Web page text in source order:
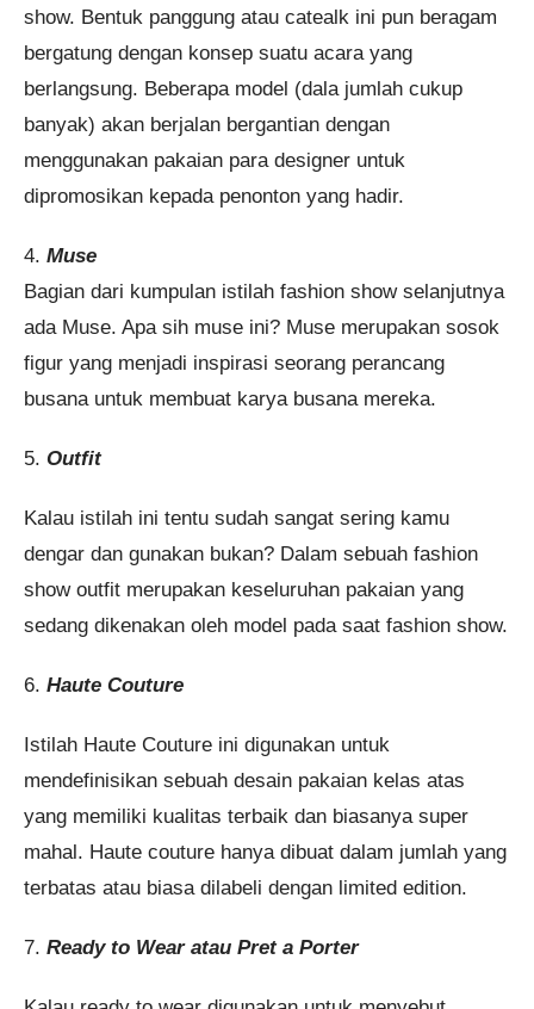
show. Bentuk panggung atau catealk ini pun beragam
bergatung dengan konsep suatu acara yang
berlangsung. Beberapa model (dala jumlah cukup
banyak) akan berjalan bergantian dengan
menggunakan pakaian para designer untuk
dipromosikan kepada penonton yang hadir.
4. Muse
Bagian dari kumpulan istilah fashion show selanjutnya
ada Muse. Apa sih muse ini? Muse merupakan sosok
figur yang menjadi inspirasi seorang perancang
busana untuk membuat karya busana mereka.
5. Outfit
Kalau istilah ini tentu sudah sangat sering kamu
dengar dan gunakan bukan? Dalam sebuah fashion
show outfit merupakan keseluruhan pakaian yang
sedang dikenakan oleh model pada saat fashion show.
6. Haute Couture
Istilah Haute Couture ini digunakan untuk
mendefinisikan sebuah desain pakaian kelas atas
yang memiliki kualitas terbaik dan biasanya super
mahal. Haute couture hanya dibuat dalam jumlah yang
terbatas atau biasa dilabeli dengan limited edition.
7. Ready to Wear atau Pret a Porter